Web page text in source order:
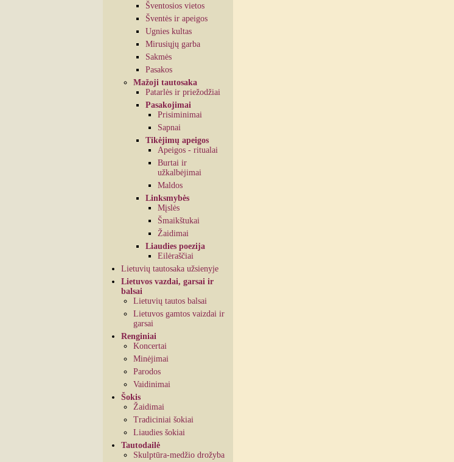
Šventosios vietos
Šventės ir apeigos
Ugnies kultas
Mirusiųjų garba
Sakmės
Pasakos
Mažoji tautosaka
Patarlės ir priežodžiai
Pasakojimai
Prisiminimai
Sapnai
Tikėjimų apeigos
Apeigos - ritualai
Burtai ir
užkalbėjimai
Maldos
Linksmybės
Mįslės
Šmaikštukai
Žaidimai
Liaudies poezija
Eilėraščiai
Lietuvių tautosaka užsienyje
Lietuvos vazdai, garsai ir
balsai
Lietuvių tautos balsai
Lietuvos gamtos vaizdai ir
garsai
Renginiai
Koncertai
Minėjimai
Parodos
Vaidinimai
Šokis
Žaidimai
Tradiciniai šokiai
Liaudies šokiai
Tautodailė
Skulptūra-medžio drožyba